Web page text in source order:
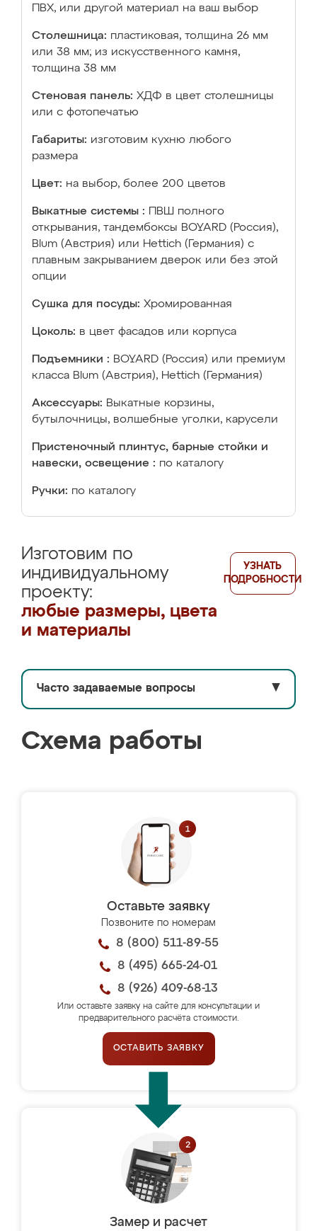
ПВХ, или другой материал на ваш выбор
Столешница: пластиковая, толщина 26 мм
или 38 мм; из искусственного камня,
толщина 38 мм
Стеновая панель: ХДФ в цвет столешницы
или с фотопечатью
Габариты: изготовим кухню любого
размера
Цвет: на выбор, более 200 цветов
Выкатные системы :
ПВШ полного
открывания, тандембоксы BOYARD (Россия),
Blum (Австрия) или Hettich (Германия) с
плавным закрыванием дверок или без этой
опции
Сушка для посуды: Хромированная
Цоколь: в цвет фасадов или корпуса
Подъемники : BOYARD (Россия) или премиум
класса Blum (Австрия), Hettich (Германия)
Аксессуары: Выкатные корзины,
бутылочницы, волшебные уголки, карусели
Пристеночный плинтус, барные стойки и
навески, освещение : по каталогу
Ручки: по каталогу
Изготовим по
индивидуальному
проекту:
любые размеры, цвета
и материалы
УЗНАТЬ
ПОДРОБНОСТИ
Часто задаваемые вопросы ▼
Схема работы
Оставьте заявку
Позвоните по номерам
8 (800) 511-89-55
8 (495) 665-24-01
8 (926) 409-68-13
Или оставьте заявку на сайте для консультации и
предварительного расчёта стоимости.
ОСТАВИТЬ ЗАЯВКУ
Замер и расчет